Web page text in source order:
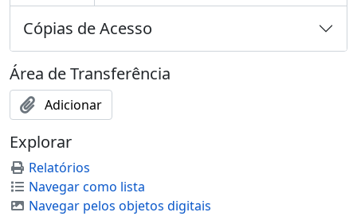
Cópias de Acesso
Área de Transferência
Adicionar
Explorar
Relatórios
Navegar como lista
Navegar pelos objetos digitais